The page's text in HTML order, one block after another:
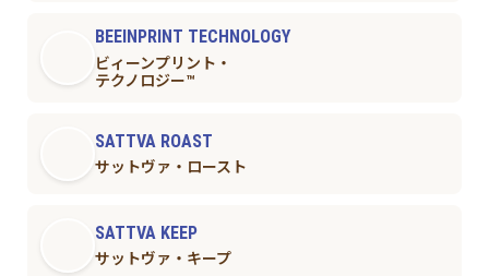
BEEINPRINT TECHNOLOGY
ビィーンプリント・
テクノロジー™︎
SATTVA ROAST
サットヴァ・ロースト
SATTVA KEEP
サットヴァ・キープ